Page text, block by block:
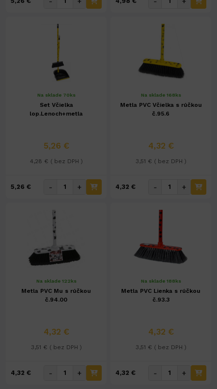
Na sklade 70ks
Set Včielka
lop.Lenoch+metla
5,26 €
4,28 € ( bez DPH )
5,26 € - +
Na sklade 168ks
Metla PVC Včielka s rúčkou
č.95.6
4,32 €
3,51 € ( bez DPH )
4,32 € - +
Na sklade 122ks
Metla PVC Mu s rúčkou
č.94.00
4,32 €
3,51 € ( bez DPH )
4,32 € - +
Na sklade 188ks
Metla PVC Lienka s rúčkou
č.93.3
4,32 €
3,51 € ( bez DPH )
4,32 € - +